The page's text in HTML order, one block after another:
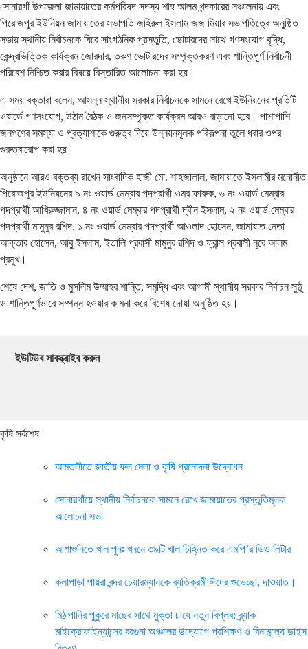
সোনারগাঁ উপজেলা জামায়াতের কর্মপরিষদ সদস্য শাহ আলম খন্দকারের সঞ্চালনায় এবং
পিরোজপুর ইউনিয়ন জামায়াতের সভাপতি জহিরুল ইসলাম জজ মিয়ার সভাপতিত্বে অনুষ্ঠিত
সভায় স্থানীয় নির্বাচনকে ঘিরে সাংগঠনিক প্রস্তুতি, ভোটারদের সাথে গণসংযোগ বৃদ্ধি,
কেন্দ্রভিত্তিক কার্যক্রম জোরদার, তরুণ ভোটারদের সম্পৃক্তকরণ এবং শান্তিপূর্ণ নির্বাচনী
পরিবেশ নিশ্চিত করার বিষয়ে বিস্তারিত আলোচনা করা হয়।
এ সময় বক্তারা বলেন, আসন্ন স্থানীয় সরকার নির্বাচনকে সামনে রেখে ইউনিয়নের প্রতিটি
ওয়ার্ডে গণসংযোগ, উঠান বৈঠক ও জনসম্পৃক্ত কার্যক্রম আরও বাড়ানো হবে। পাশাপাশি
জনগণের সমস্যা ও প্রত্যাশাকে গুরুত্ব দিয়ে উন্নয়নমূলক পরিকল্পনা তুলে ধরার ওপর
গুরুত্বারোপ করা হয়।
অনুষ্ঠানে আরও বক্তব্য রাখেন সাংবাদিক হাজী মো. শাহজালাল, জামায়াতে ইসলামীর মনোনীত
পিরোজপুর ইউনিয়নের ৯ নং ওয়ার্ড মেম্বার পদপ্রার্থী ওমর ফারুক, ৬ নং ওয়ার্ড মেম্বার
পদপ্রার্থী আখিরুজ্জামান, ৪ নং ওয়ার্ড মেম্বার পদপ্রার্থী দ্বীন ইসলাম, ২ নং ওয়ার্ড মেম্বার
পদপ্রার্থী মামুনুর রশিদ, ১ নং ওয়ার্ড মেম্বার পদপ্রার্থী আওলাদ হোসেন, জামায়াত নেতা
আক্তার হোসেন, আবু ইসলাম, ইতালি প্রবাসী মামুনুর রশিদ ও ফ্রান্স প্রবাসী নূরে আলম
প্রমুখ।
শেষে দেশ, জাতি ও মুসলিম উম্মাহর শান্তি, সমৃদ্ধি এবং আগামী স্থানীয় সরকার নির্বাচন সুষ্ঠু
ও শান্তিপূর্ণভাবে সম্পন্ন হওয়ার কামনা করে বিশেষ দোয়া অনুষ্ঠিত হয়।
ইউটিউব সাবস্ক্রাইব করুন
কৃষি সর্বশেষ
আমতলীতে জাতীয় ফল মেলা ও কৃষি প্রনোদনা উদ্বোধন
সোনারগাঁয়ে স্থানীয় নির্বাচনকে সামনে রেখে জামায়াতের প্রস্তুতিমূলক
আলোচনা সভা
আশাশুনিতে খাল পুনঃ খননে ৩৯টি খাল চিহ্নিত করে এমপি’র ডিও লিটার
কলাপাড়া পায়রা বন্দর চেয়ারম্যানকে ব্যতিক্রমী ঈদের শুভেচ্ছা, দাওয়াত।
মিঠাপানির পুকুরে মাছের সাথে মুক্তা চাষে নতুন বিপ্লব: ব্র্যাক
মাইক্রোফাইন্যান্সের বরগুনা অঞ্চলের উদ্যোগে প্রশিক্ষণ ও বিনামূল্যে ডাইস